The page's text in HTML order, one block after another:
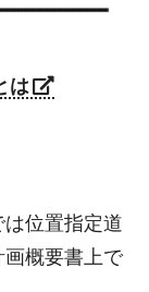
は
位置指定道
概要書上で